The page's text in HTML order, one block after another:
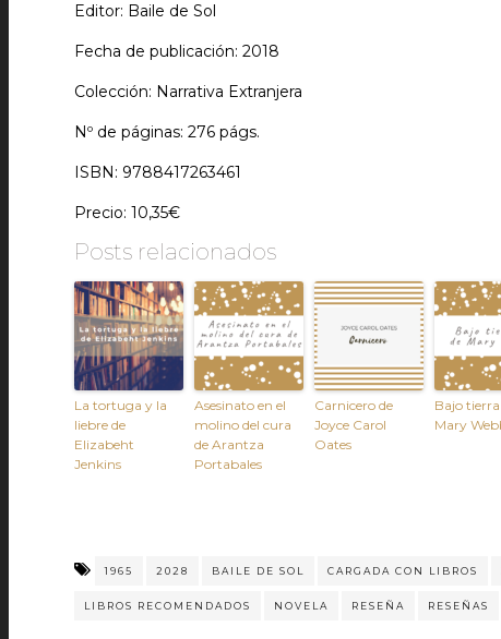
Editor: Baile de Sol
Fecha de publicación: 2018
Colección: Narrativa Extranjera
Nº de páginas: 276 págs.
ISBN: 9788417263461
Precio: 10,35€
Posts relacionados
La tortuga y la
liebre de
Elizabeht
Jenkins
Asesinato en el
molino del cura
de Arantza
Portabales
Carnicero de
Joyce Carol
Oates
Bajo tierra
Mary
1965 2028 BAILE DE SOL CARGADA CON LIBROS
LIBROS RECOMENDADOS NOVELA RESEÑA RESEÑAS